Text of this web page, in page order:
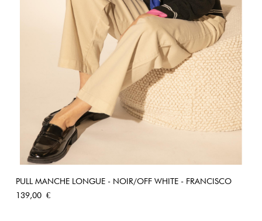
PULL MANCHE LONGUE - NOIR/OFF WHITE - FRANCISCO
Prix
139,00 €